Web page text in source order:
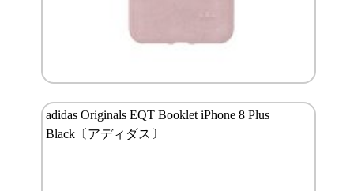
adidas Originals EQT Booklet iPhone 8 Plus
Black〔アディダス〕